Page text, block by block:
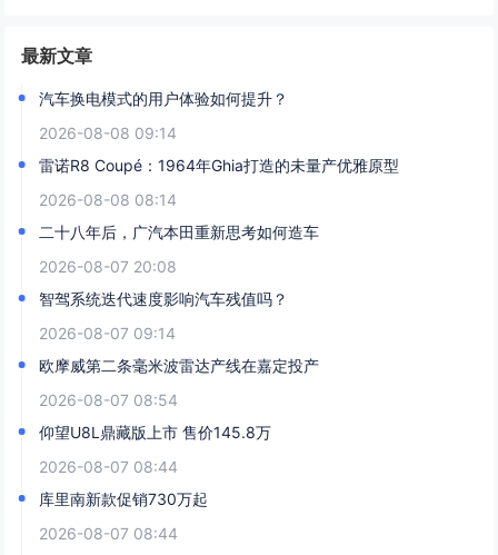
最新文章
汽车换电模式的用户体验如何提升？
2026-08-08 09:14
雷诺R8 Coupé：1964年Ghia打造的未量产优雅原型
2026-08-08 08:14
二十八年后，广汽本田重新思考如何造车
2026-08-07 20:08
智驾系统迭代速度影响汽车残值吗？
2026-08-07 09:14
欧摩威第二条毫米波雷达产线在嘉定投产
2026-08-07 08:54
仰望U8L鼎藏版上市 售价145.8万
2026-08-07 08:44
库里南新款促销730万起
2026-08-07 08:44